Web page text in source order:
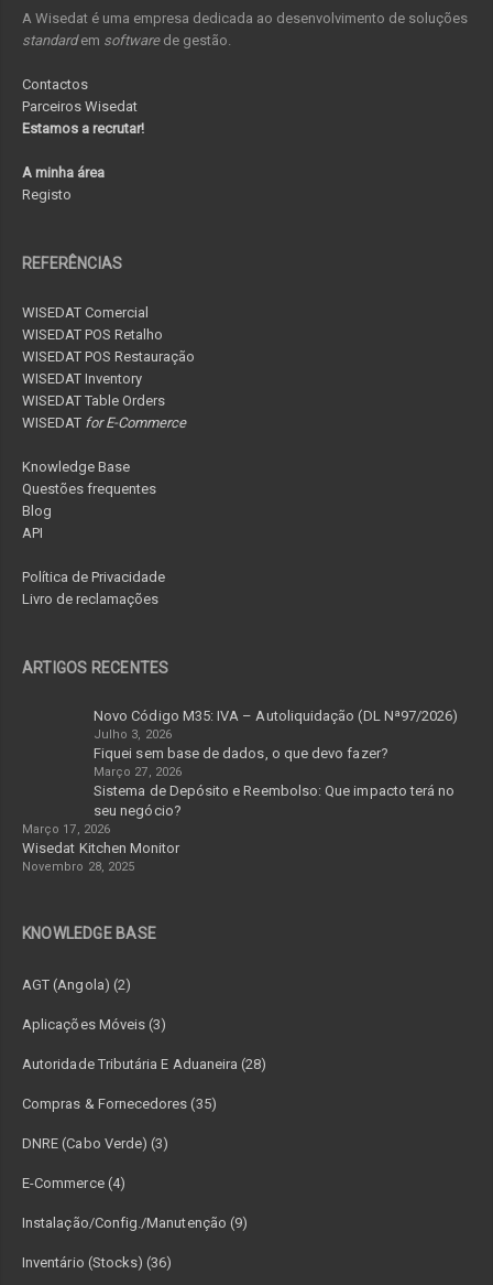
A Wisedat é uma empresa dedicada ao desenvolvimento de soluções
standardem softwarede gestão.
Contactos
Parceiros Wisedat
Estamos a recrutar!
A minha área
Registo
REFERÊNCIAS
WISEDAT Comercial
WISEDAT POS Retalho
WISEDAT POS Restauração
WISEDAT Inventory
WISEDAT Table Orders
WISEDAT for E-Commerce
Knowledge Base
Questões frequentes
Blog
API
Política de Privacidade
Livro de reclamações
ARTIGOS RECENTES
Novo Código M35: IVA – Autoliquidação (DL Nª97/2026)
Julho 3, 2026
Fiquei sem base de dados, o que devo fazer?
Março 27, 2026
Sistema de Depósito e Reembolso: Que impacto terá no
seu negócio?
Março 17, 2026
Wisedat Kitchen Monitor
Novembro 28, 2025
KNOWLEDGE BASE
AGT (Angola) (2)
Aplicações Móveis (3)
Autoridade Tributária E Aduaneira (28)
Compras & Fornecedores (35)
DNRE (Cabo Verde) (3)
E-Commerce (4)
Instalação/Config./Manutenção (9)
Inventário (Stocks) (36)